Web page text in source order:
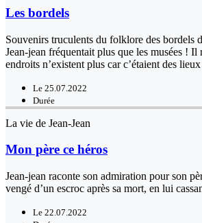
Les bordels
Souvenirs truculents du folklore des bordels
Jean-jean fréquentait plus que les musées ! Il
endroits n’existent plus car c’étaient des
Le 25.07.2022
Durée
La vie de Jean-Jean
Mon père ce héros
Jean-jean raconte son admiration pour son
vengé d’un escroc après sa mort, en lui
Le 22.07.2022